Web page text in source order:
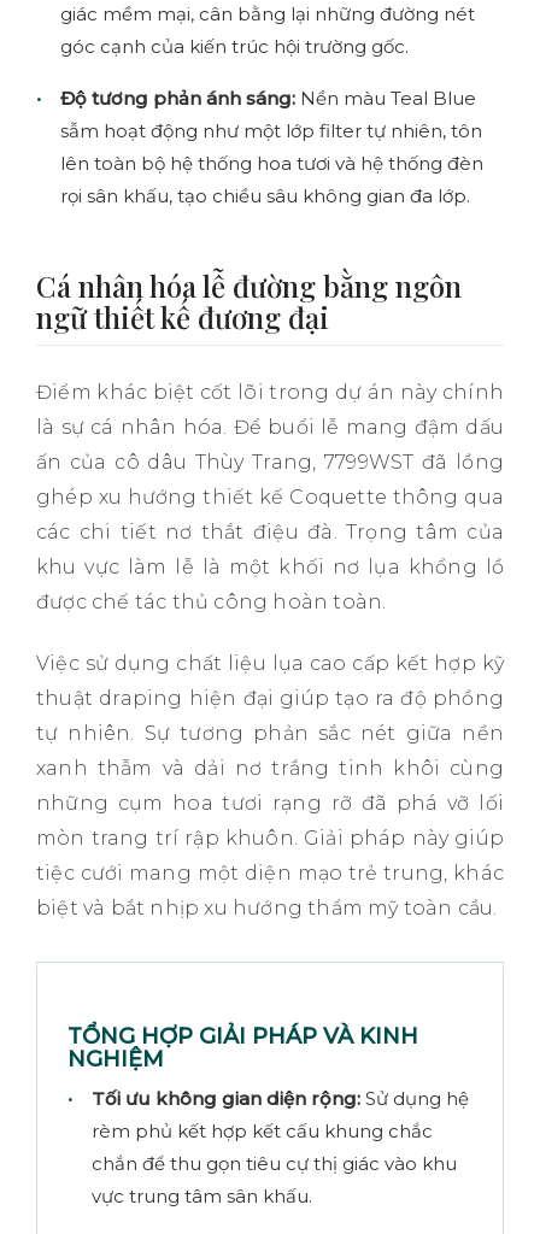
giác mềm mại, cân bằng lại những đường nét
góc cạnh của kiến trúc hội trường gốc.
Độ tương phản ánh sáng: Nền màu Teal Blue
sẫm hoạt động như một lớp filter tự nhiên, tôn
lên toàn bộ hệ thống hoa tươi và hệ thống đèn
rọi sân khấu, tạo chiều sâu không gian đa lớp.
Cá nhân hóa lễ đường bằng ngôn
ngữ thiết kế đương đại
Điểm khác biệt cốt lõi trong dự án này chính
là sự cá nhân hóa. Để buổi lễ mang đậm dấu
ấn của cô dâu Thùy Trang, 7799WST đã lồng
ghép xu hướng thiết kế Coquette thông qua
các chi tiết nơ thắt điệu đà. Trọng tâm của
khu vực làm lễ là một khối nơ lụa khổng lồ
được chế tác thủ công hoàn toàn.
Việc sử dụng chất liệu lụa cao cấp kết hợp kỹ
thuật draping hiện đại giúp tạo ra độ phồng
tự nhiên. Sự tương phản sắc nét giữa nền
xanh thẫm và dải nơ trắng tinh khôi cùng
những cụm hoa tươi rạng rỡ đã phá vỡ lối
mòn trang trí rập khuôn. Giải pháp này giúp
tiệc cưới mang một diện mạo trẻ trung, khác
biệt và bắt nhịp xu hướng thẩm mỹ toàn cầu.
TỔNG HỢP GIẢI PHÁP VÀ KINH
NGHIỆM
Tối ưu không gian diện rộng: Sử dụng hệ
rèm phủ kết hợp kết cấu khung chắc
chắn để thu gọn tiêu cự thị giác vào khu
vực trung tâm sân khấu.